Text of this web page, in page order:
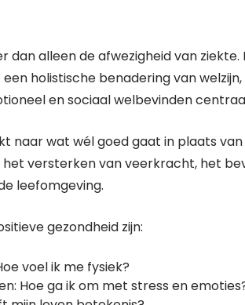
dan alleen de afwezigheid van ziekte.
holistische benadering van
en sociaal welbevinden
naar wat wél goed gaat in plaats
versterken van veerkracht, het
leefomgeving.
gezondheid zijn:
voel ik me fysiek?
Hoe ga ik om met stress en